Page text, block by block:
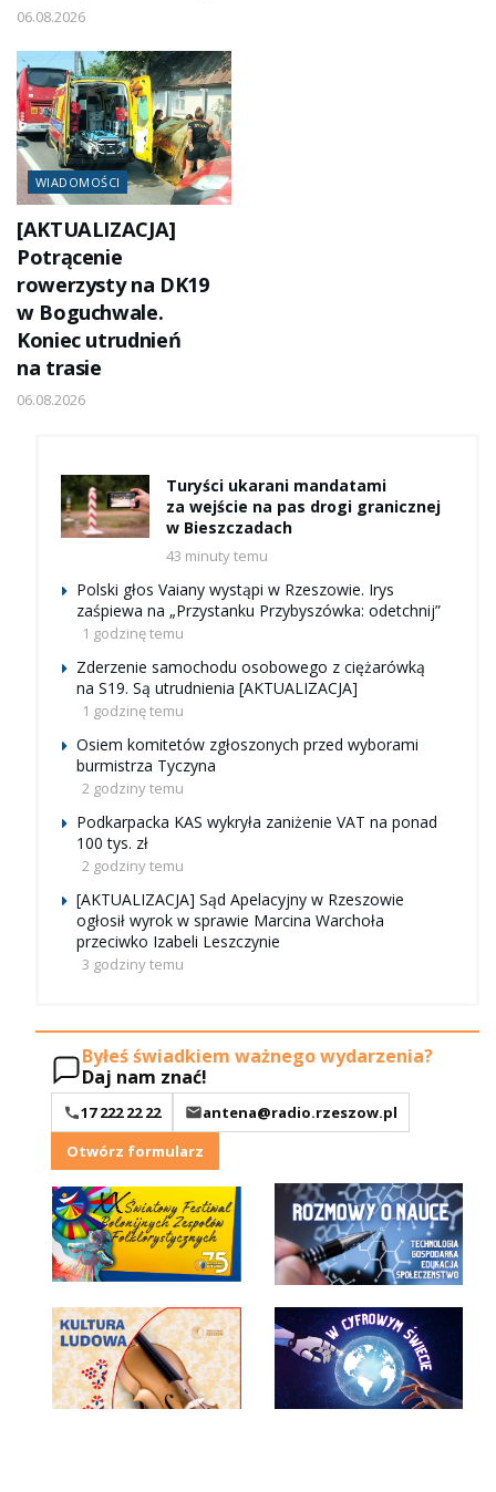
06.08.2026
WIADOMOŚCI
[AKTUALIZACJA]
Potrącenie
rowerzysty na DK19
w Boguchwale.
Koniec utrudnień
na trasie
06.08.2026
Turyści ukarani mandatami
za wejście na pas drogi granicznej
w Bieszczadach
43 minuty temu
Polski głos Vaiany wystąpi w Rzeszowie. Irys
zaśpiewa na „Przystanku Przybyszówka: odetchnij”
1 godzinę temu
Zderzenie samochodu osobowego z ciężarówką
na S19. Są utrudnienia [AKTUALIZACJA]
1 godzinę temu
Osiem komitetów zgłoszonych przed wyborami
burmistrza Tyczyna
2 godziny temu
Podkarpacka KAS wykryła zaniżenie VAT na ponad
100 tys. zł
2 godziny temu
[AKTUALIZACJA] Sąd Apelacyjny w Rzeszowie
ogłosił wyrok w sprawie Marcina Warchoła
przeciwko Izabeli Leszczynie
3 godziny temu
Byłeś świadkiem ważnego wydarzenia?
Daj nam znać!
17 222 22 22
antena@radio.rzeszow.pl
Otwórz formularz